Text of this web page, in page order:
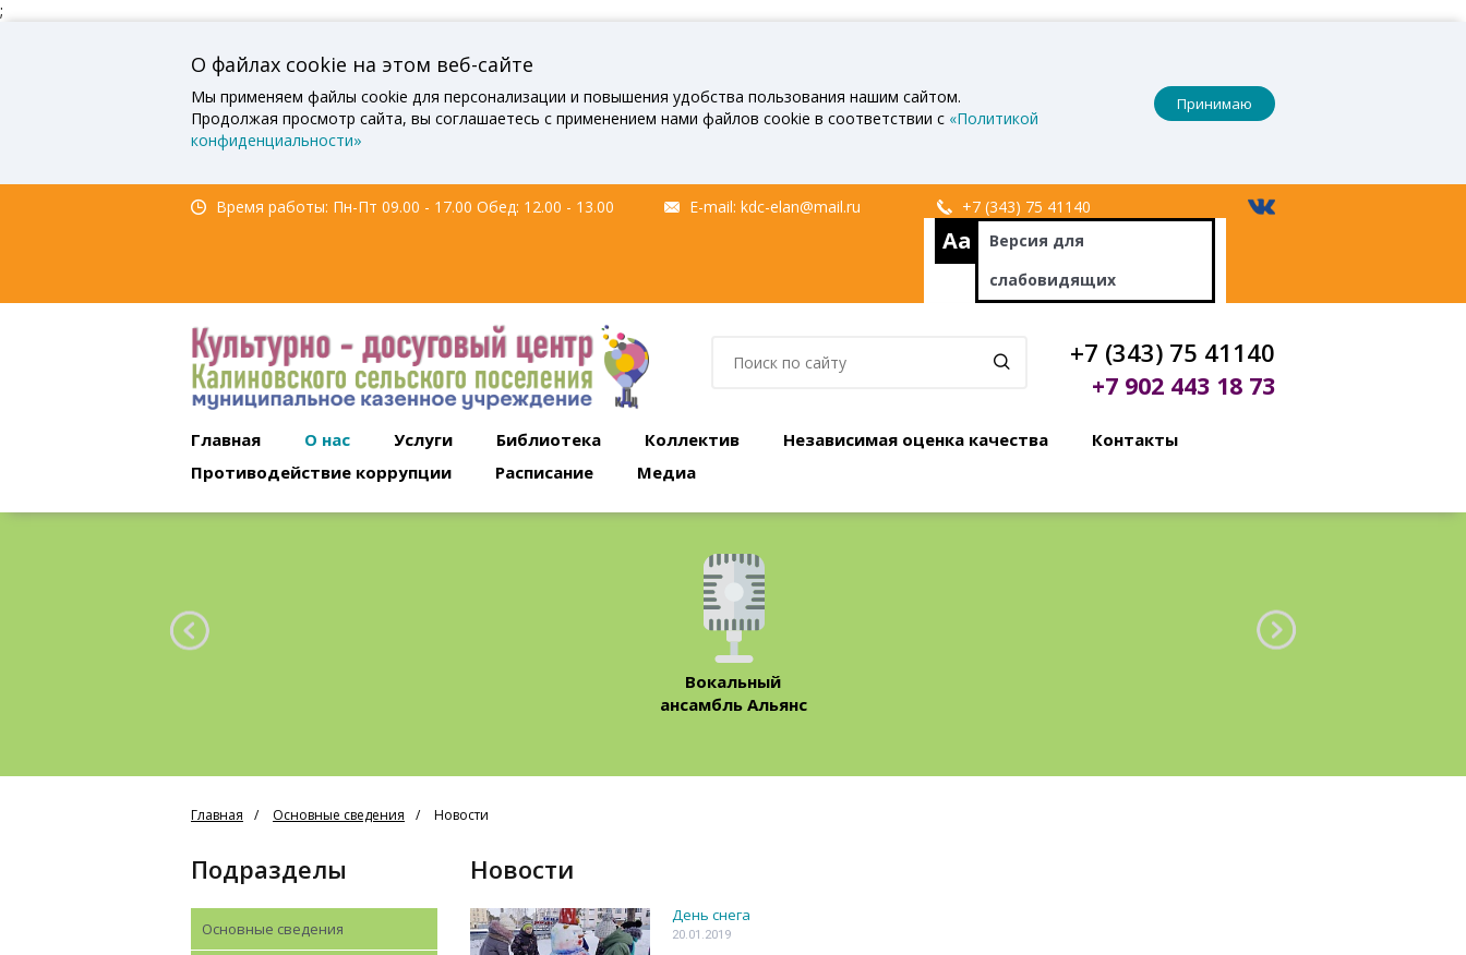
;
О файлах cookie на этом веб-сайте
Мы применяем файлы cookie для персонализации и повышения удобства пользования нашим сайтом.
Продолжая просмотр сайта, вы соглашаетесь с применением нами файлов cookie в соответствии с «Политикой
конфиденциальности»
Принимаю
Время работы: Пн-Пт 09.00 - 17.00 Обед: 12.00 - 13.00 E-mail: kdc-elan@mail.ru +7 (343) 75 41140
Aa Версия для
слабовидящих
+7 (343) 75 41140
+7 902 443 18 73
Главная О нас Услуги Библиотека Коллектив Независимая оценка качества
Контакты
Противодействие коррупции
Расписание Медиа
Вокальный
ансамбль Альянс
Главная Основные сведения Новости
Подразделы
Основные сведения
Новости
День снега
20.01.2019